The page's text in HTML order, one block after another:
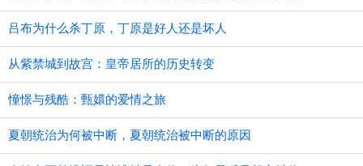
吕布为什么杀丁原，丁原是好人还是坏人
从紫禁城到故宫：皇帝居所的历史转变
憧憬与残酷：甄嬛的爱情之旅
夏朝统治为何被中断，夏朝统治被中断的原因